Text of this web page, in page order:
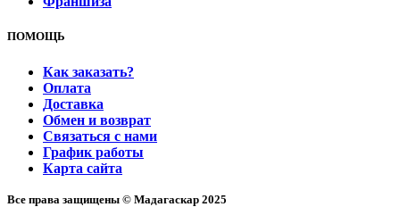
ПОМОЩЬ
Как заказать?
Оплата
Доставка
Обмен и возврат
Связаться с нами
График работы
Карта сайта
Все права защищены © Мадагаскар 2025